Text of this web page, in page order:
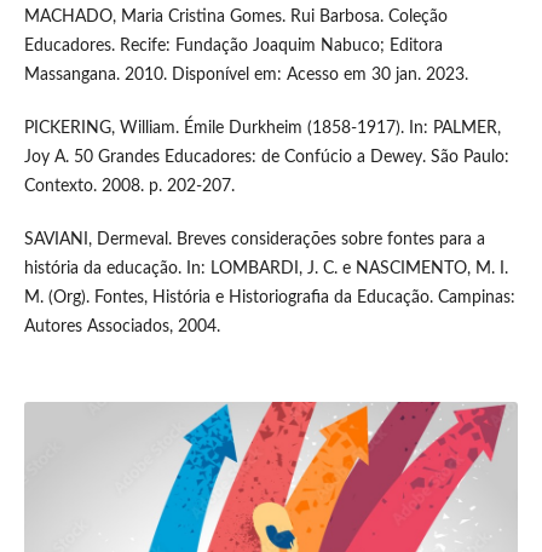
MACHADO, Maria Cristina Gomes. Rui Barbosa. Coleção
Educadores. Recife: Fundação Joaquim Nabuco; Editora
Massangana. 2010. Disponível em: Acesso em 30 jan. 2023.
PICKERING, William. Émile Durkheim (1858-1917). In: PALMER,
Joy A. 50 Grandes Educadores: de Confúcio a Dewey. São Paulo:
Contexto. 2008. p. 202-207.
SAVIANI, Dermeval. Breves considerações sobre fontes para a
história da educação. In: LOMBARDI, J. C. e NASCIMENTO, M. I.
M. (Org). Fontes, História e Historiografia da Educação. Campinas:
Autores Associados, 2004.